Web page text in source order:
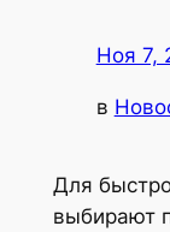
Ноя 7,
в
Для
выбирают